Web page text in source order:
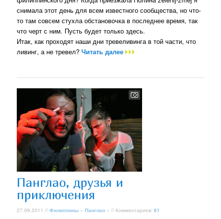
снимала этот день для всем известного сообщества, но что-
то там совсем стухла обстановочка в последнее время, так
что черт с ним. Пусть будет только здесь.
Итак, как проходят наши дни тревеливинга в той части, что
ливинг, а не тревел?Читать далее
Панглао, друзья и
приключения
27.09.2011 //Филиппины »Панглао » // Комментариев:61